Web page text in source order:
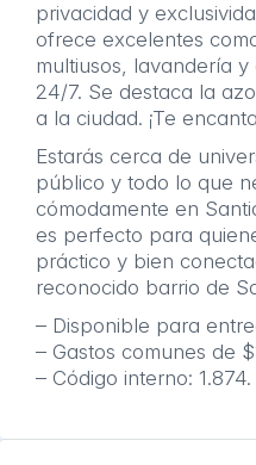
privacidad y
ofrece excelentes
multiusos, lavandería
24/7. Se destaca la
a la ciudad. ¡Te
Estarás cerca de
público y todo lo que
cómodamente en
es perfecto para
práctico y bien
reconocido barrio de
– Disponible para
– Gastos comunes de
– Código interno: 1.874.